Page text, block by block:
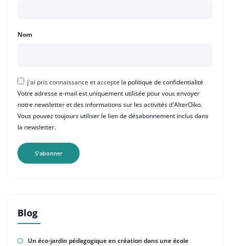
Nom
j'ai pris connaissance et accepte la politique de confidentialité
Votre adresse e-mail est uniquement utilisée pour vous envoyer
notre newsletter et des informations sur les activités d'AlterOïko.
Vous pouvez toujours utiliser le lien de désabonnement inclus dans
la newsletter.
Blog
Un éco-jardin pédagogique en création dans une école